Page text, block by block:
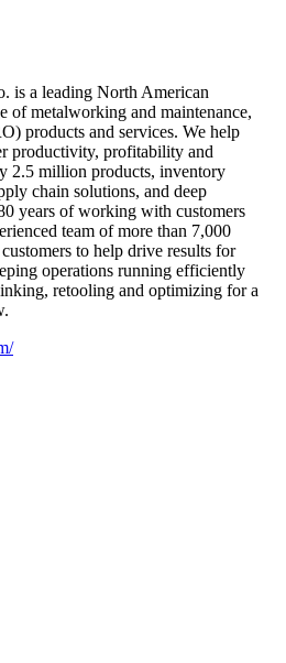
is a leading North American
of metalworking and maintenance,
products and services. We help
productivity, profitability and
2.5 million products, inventory
chain solutions, and deep
years of working with customers
team of more than 7,000
to help drive results for
operations running efficiently
retooling and optimizing for a